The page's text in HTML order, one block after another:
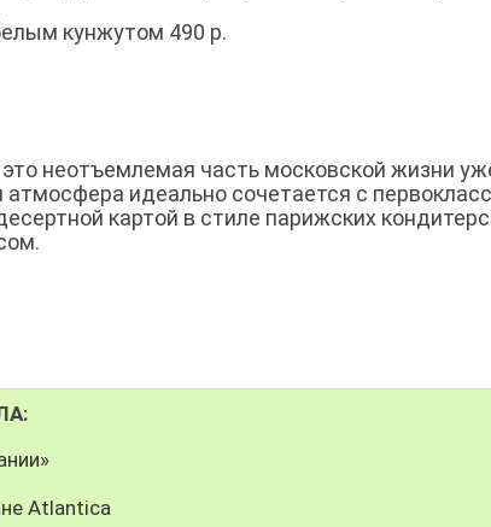
кунжутом 490 р.
неотъемлемая часть московской жизни
идеально сочетается с
картой в стиле парижских
Atlantica